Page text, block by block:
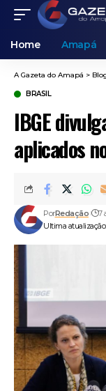
Home Amapá
A Gazeta do Amapá >
BRASIL
IBGE
aplicados
Ultima
PorRedação 7